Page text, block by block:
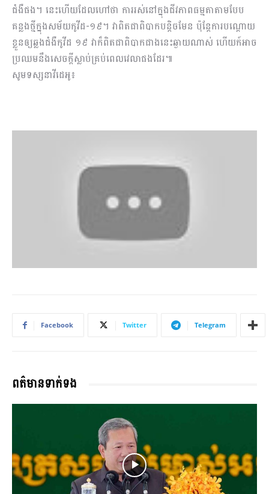
ជំងឺផង។ នេះហើយដែលហៅថា ការរស់នៅក្នុងជីវភាពធម្មតាតាមបែប
គន្លងថ្មីក្នុងសម័យកូវីដ-១៩។ វាពិតជាពិបាកបន្តិចមែន ប៉ុន្តែការបណ្តោយ
ខ្លួនឲ្យឆ្លងជំងឺកូវីដ ១៩ វាក៏ពិតជាពិបាកជាងនេះឆ្ងាយណាស់ ហើយក៍អាច
ប្រឈមនឹងសេចក្តីស្លាប់គ្រប់ពេលវេលាផងដែរ៕
សូមទស្សនាវីដេអូ៖
Facebook Twitter Telegram
ពត៌មានទាក់ទង